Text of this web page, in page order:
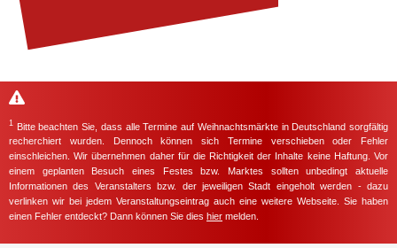
1
Bitte beachten Sie, dass alle Termine auf Weihnachtsmärkte in Deutschland sorgfältig
recherchiert wurden. Dennoch können sich Termine verschieben oder Fehler
einschleichen. Wir übernehmen daher für die Richtigkeit der Inhalte keine Haftung. Vor
einem geplanten Besuch eines Festes bzw. Marktes sollten unbedingt aktuelle
Informationen des Veranstalters bzw. der jeweiligen Stadt eingeholt werden - dazu
verlinken wir bei jedem Veranstaltungseintrag auch eine weitere Webseite. Sie haben
einen Fehler entdeckt? Dann können Sie dies hier melden.